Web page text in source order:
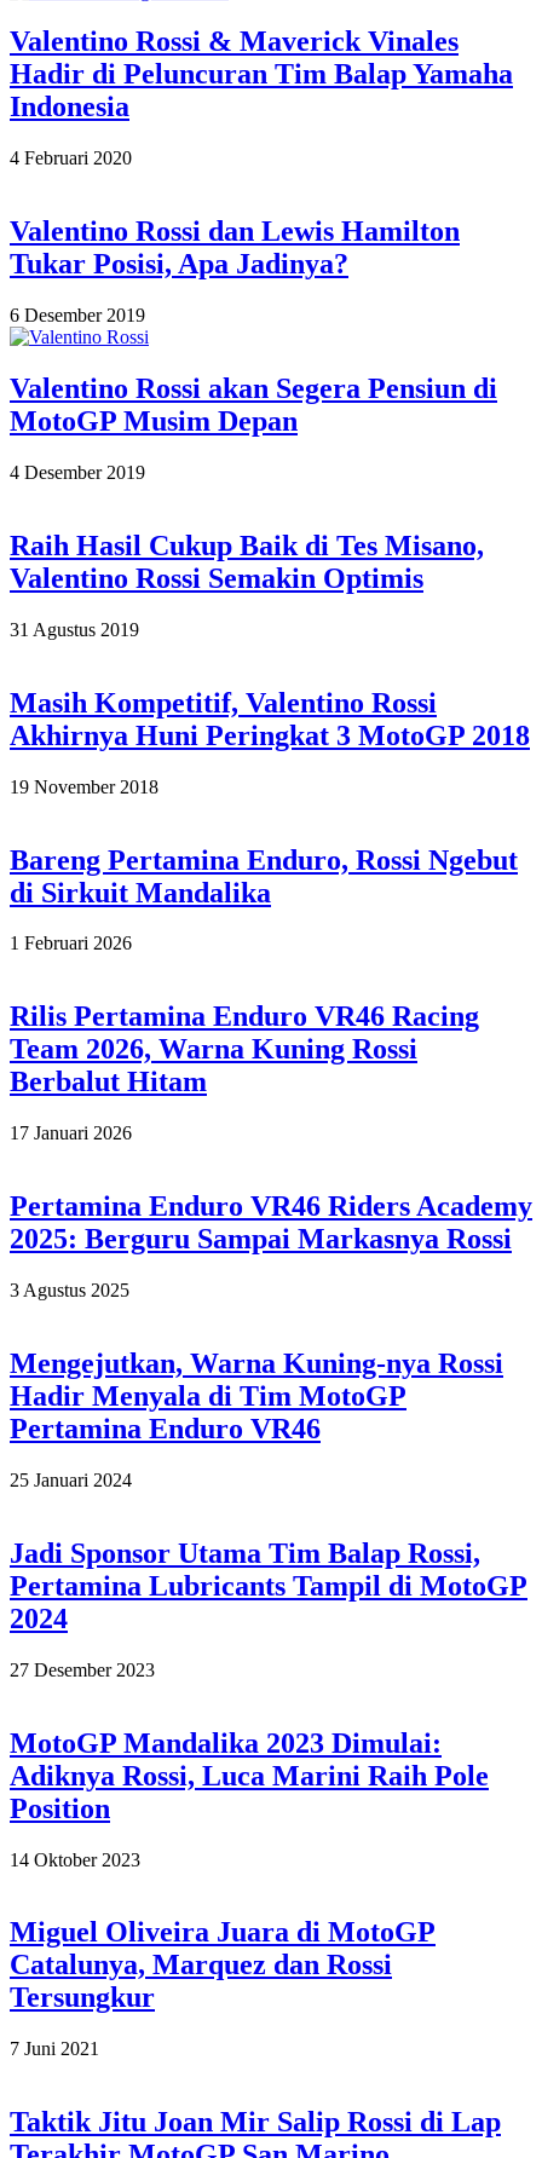
Valentino Rossi & Maverick Vinales
Hadir di Peluncuran Tim Balap Yamaha
Indonesia
2020-
4 Februari 2020
Valentino Rossi dan Lewis Hamilton
Tukar Posisi, Apa Jadinya?
2019-
12-
6 Desember 2019
Valentino Rossi akan Segera Pensiun di
MotoGP Musim Depan
2019-
4 Desember 2019
Raih Hasil Cukup Baik di Tes Misano,
Valentino Rossi Semakin Optimis
2019-
31 Agustus 2019
Masih Kompetitif, Valentino Rossi
Akhirnya Huni Peringkat 3 MotoGP 2018
2018-
19 November 2018
Bareng Pertamina Enduro, Rossi Ngebut
di Sirkuit Mandalika
2026-
1 Februari 2026
Rilis Pertamina Enduro VR46 Racing
Team 2026, Warna Kuning Rossi
Berbalut Hitam
2026-
17 Januari 2026
Pertamina Enduro VR46 Riders Academy
2025: Berguru Sampai Markasnya Rossi
2025-
3 Agustus 2025
Mengejutkan, Warna Kuning-nya Rossi
Hadir Menyala di Tim MotoGP
Pertamina Enduro VR46
2024-
25 Januari 2024
Jadi Sponsor Utama Tim Balap Rossi,
Pertamina Lubricants Tampil di MotoGP
2024
2023-
27 Desember 2023
MotoGP Mandalika 2023 Dimulai:
Adiknya Rossi, Luca Marini Raih Pole
Position
2023-
14 Oktober 2023
Miguel Oliveira Juara di MotoGP
Catalunya, Marquez dan Rossi
Tersungkur
2021-
7 Juni 2021
Taktik Jitu Joan Mir Salip Rossi di Lap